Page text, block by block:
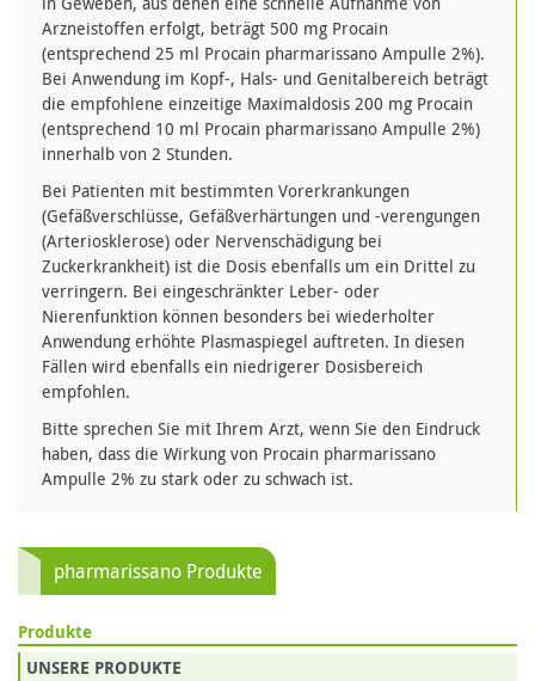
Arzneistoffen erfolgt, beträgt 500 mg Procain
(entsprechend 25 ml Procain pharmarissano Ampulle 2%).
Bei Anwendung im Kopf-, Hals- und Genitalbereich beträgt
die empfohlene einzeitige Maximaldosis 200 mg Procain
(entsprechend 10 ml Procain pharmarissano Ampulle 2%)
innerhalb von 2 Stunden.
Bei Patienten mit bestimmten Vorerkrankungen
(Gefäßverschlüsse, Gefäßverhärtungen und -verengungen
(Arteriosklerose) oder Nervenschädigung bei
Zuckerkrankheit) ist die Dosis ebenfalls um ein Drittel zu
verringern. Bei eingeschränkter Leber- oder
Nierenfunktion können besonders bei wiederholter
Anwendung erhöhte Plasmaspiegel auftreten. In diesen
Fällen wird ebenfalls ein niedrigerer Dosisbereich
empfohlen.
Bitte sprechen Sie mit Ihrem Arzt, wenn Sie den Eindruck
haben, dass die Wirkung von Procain pharmarissano
Ampulle 2% zu stark oder zu schwach ist.
pharmarissano Produkte
Produkte
UNSERE PRODUKTE